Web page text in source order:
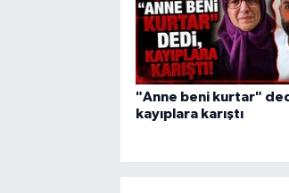
"Anne beni kurtar"
kayıplara karıştı